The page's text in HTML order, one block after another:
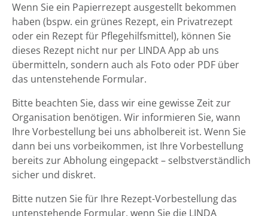
Wenn Sie ein Papierrezept ausgestellt bekommen
haben (bspw. ein grünes Rezept, ein Privatrezept
oder ein Rezept für Pflegehilfsmittel), können Sie
dieses Rezept nicht nur per LINDA App ab uns
übermitteln, sondern auch als Foto oder PDF über
das untenstehende Formular.
Bitte beachten Sie, dass wir eine gewisse Zeit zur
Organisation benötigen. Wir informieren Sie, wann
Ihre Vorbestellung bei uns abholbereit ist. Wenn Sie
dann bei uns vorbeikommen, ist Ihre Vorbestellung
bereits zur Abholung eingepackt – selbstverständlich
sicher und diskret.
Bitte nutzen Sie für Ihre Rezept-Vorbestellung das
untenstehende Formular, wenn Sie die LINDA